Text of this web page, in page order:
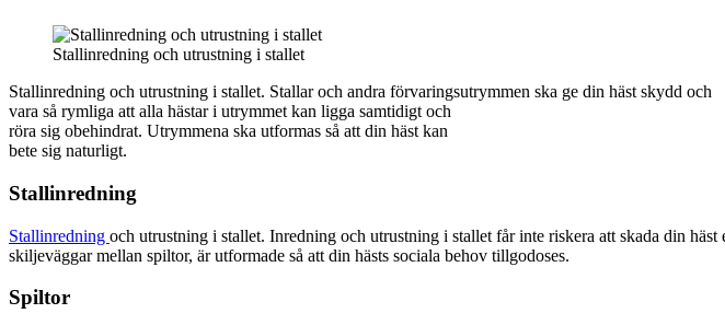
Stallinredning och utrustning i stallet
Stallinredning och utrustning i stallet. Stallar och andra förvaringsutrymmen ska ge din häst skydd och
vara så rymliga att alla hästar i utrymmet kan ligga samtidigt och
röra sig obehindrat. Utrymmena ska utformas så att din häst kan
bete sig naturligt.
Stallinredning
Stallinredning och utrustning i stallet. Inredning och utrustning i stallet får inte riskera att skada din
skiljeväggar mellan spiltor, är utformade så att din hästs sociala behov tillgodoses.
Spiltor